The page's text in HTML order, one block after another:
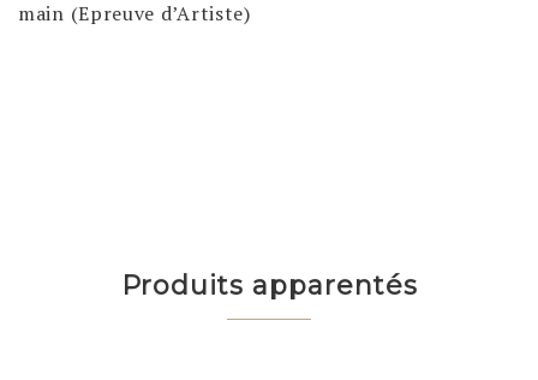
main (Epreuve d’Artiste)
Produits apparentés